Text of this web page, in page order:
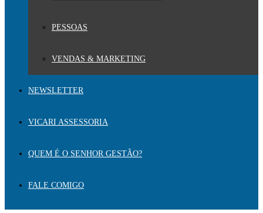
PESSOAS
VENDAS & MARKETING
NEWSLETTER
VICARI ASSESSORIA
QUEM É O SENHOR GESTÃO?
FALE COMIGO